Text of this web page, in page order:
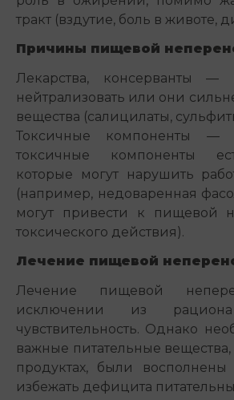
тракт (вздутие, боль в животе,
Причины пищевой
Лекарства, консерванты
нейтрализовать или они
вещества (салицилаты,
Токсичные компоненты —
токсичные компоненты
которые могут нарушить
(например, недоваренная
могут привести к пищевой
токсического действия).
Лечение пищевой
Лечение пищевой
исключении из
чувствительность. Однако
важные питательные
продуктах, были
избежать дефицита